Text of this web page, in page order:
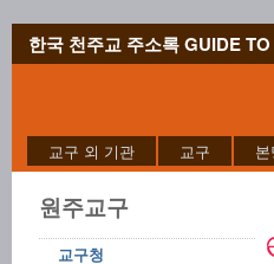
한국 천주교 주소록 GUIDE
교구 외 기관 교구
원주교구
교구청